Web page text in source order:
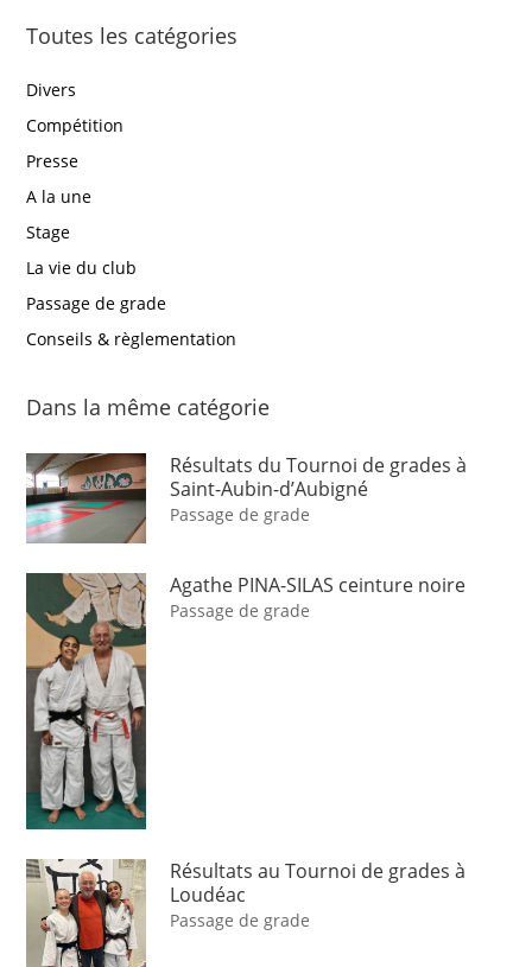
Toutes les catégories
Divers
Compétition
Presse
A la une
Stage
La vie du club
Passage de grade
Conseils & règlementation
Dans la même catégorie
Résultats du Tournoi de grades à
Saint-Aubin-d’Aubigné
Passage de grade
Agathe PINA-SILAS ceinture noire
Passage de grade
Résultats au Tournoi de grades à
Loudéac
Passage de grade